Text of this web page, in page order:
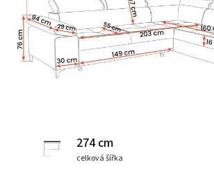
274 cm
celková šířka